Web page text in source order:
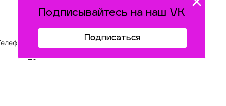
Подписывайтесь на наш VK
Подписаться
АО «ТАТМЕДИА»:(843) 222 09 84
16+